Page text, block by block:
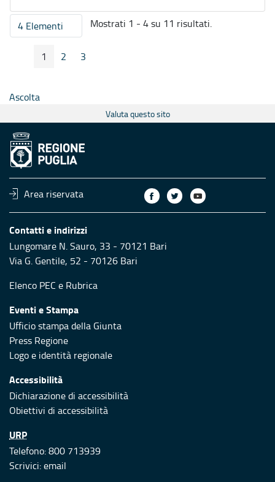
4 ElementiPer pagina
Mostrati 1 - 4 su 11 risultati.
Pagina Precedente
Pagina
1 Pagina
2 Pagina
3
Ascolta
Valuta questo sito
Area riservata
Contatti e indirizzi
Lungomare N. Sauro, 33 - 70121 Bari
Via G. Gentile, 52 - 70126 Bari
Elenco PEC e Rubrica
Eventi e Stampa
Ufficio stampa della Giunta
Press Regione
Logo e identità regionale
Accessibilità
Dichiarazione di accessibilità
Obiettivi di accessibilità
URP
Telefono: 800 713939
Scrivici:email